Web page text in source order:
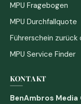
MPU Fragebogen
MPU Durchfallquote
Führerschein zurück
MPU Service Finder
KONTAKT
BenAmbros Media